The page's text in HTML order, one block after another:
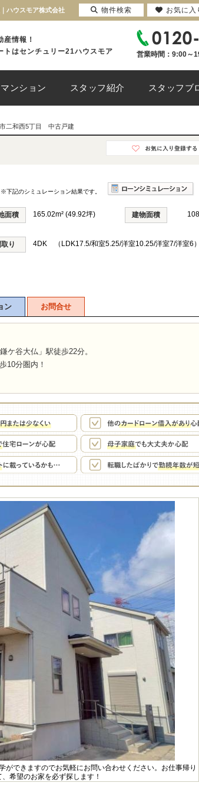
ハウスモア株式会社
情報！
トはセンチュリー21ハウスモア
営業時間：9:00～
マンション スタッフ紹介 スタッフブ
二和西5丁目 中古戸建
※下記のシミュレーション結果です。
面積 165.02m² (49.92坪) 建物面積
取り 4DK （LDK17.5/和室5.25/洋室10.25/洋室7/洋室6
ン お問合せ
ケ谷大仏」駅徒歩22分。
10分圏内！
できますのでお気軽にお問い合わせください。お仕事帰り
希望のお家を必ず探します！
物件検索 お気に入